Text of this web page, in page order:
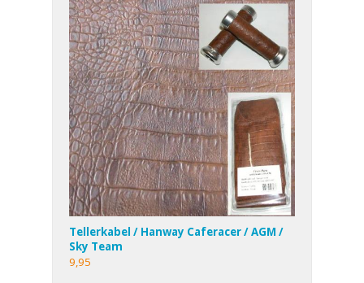
Tellerkabel / Hanway Caferacer / AGM /
Sky Team
9,95